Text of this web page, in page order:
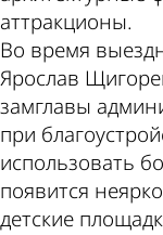
аттракционы.
Во время
Ярослав
замглавы
при
использовать
появится
детские